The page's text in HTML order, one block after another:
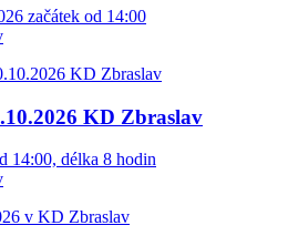
začátek od 14:00
KD Zbraslav
KD Zbraslav
14:00, délka 8 hodin
v KD Zbraslav